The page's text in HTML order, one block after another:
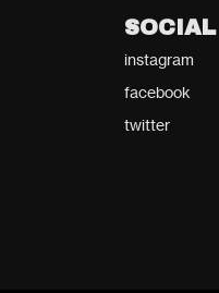
SOCIAL
instagram
facebook
twitter